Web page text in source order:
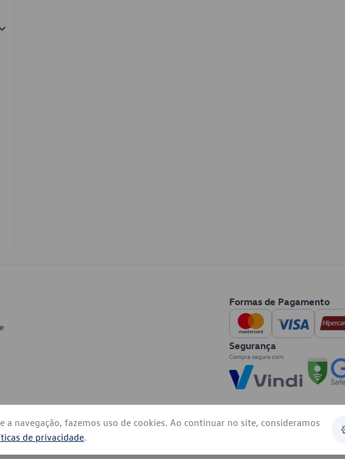
Formas de Pagamento
Segurança
reservados
a navegação, fazemos uso de cookies. Ao continuar no site, consideramos
de privacidade.